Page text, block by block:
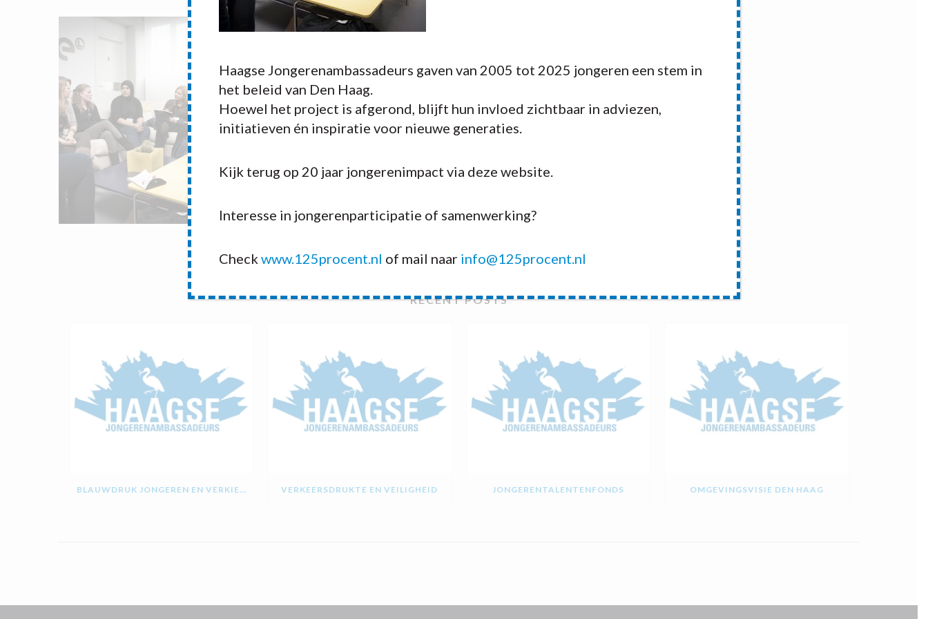
RECENT POSTS
BLAUWDRUK JONGEREN EN VERKIEZINGEN VERKEERSDRUKTE EN VEILIGHEID JONGERENTALENTENFONDS OMGEVINGSVISIE DEN HAAG
Haagse Jongerenambassadeurs gaven van 2005 tot 2025 jongeren een stem in
het beleid van Den Haag.
Hoewel het project is afgerond, blijft hun invloed zichtbaar in adviezen,
initiatieven én inspiratie voor nieuwe generaties.
Kijk terug op 20 jaar jongerenimpact via deze website.
Interesse in jongerenparticipatie of samenwerking?
Check www.125procent.nl of mail naar info@125procent.nl